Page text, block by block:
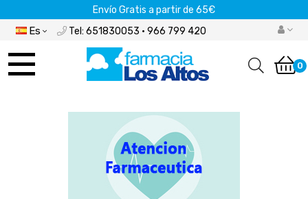
Envío Gratis a partir de 65€
Es Tel: 651830053 · 966 799 420
Navegación
palanca
0